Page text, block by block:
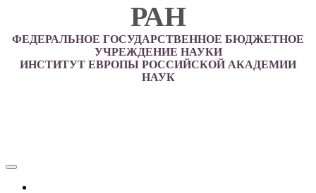
РАН
ФЕДЕРАЛЬНОЕ ГОСУДАРСТВЕННОЕ БЮДЖЕТНОЕ
УЧРЕЖДЕНИЕ НАУКИ
ИНСТИТУТ ЕВРОПЫ РОССИЙСКОЙ АКАДЕМИИ
НАУК